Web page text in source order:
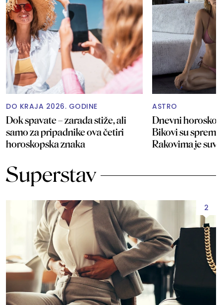
DO KRAJA 2026. GODINE
Dok spavate – zarada stiže, ali
samo za pripadnike ova četiri
horoskopska znaka
ASTRO
Dnevni horoskop
Bikovi su
Rakovima je
Superstav
2